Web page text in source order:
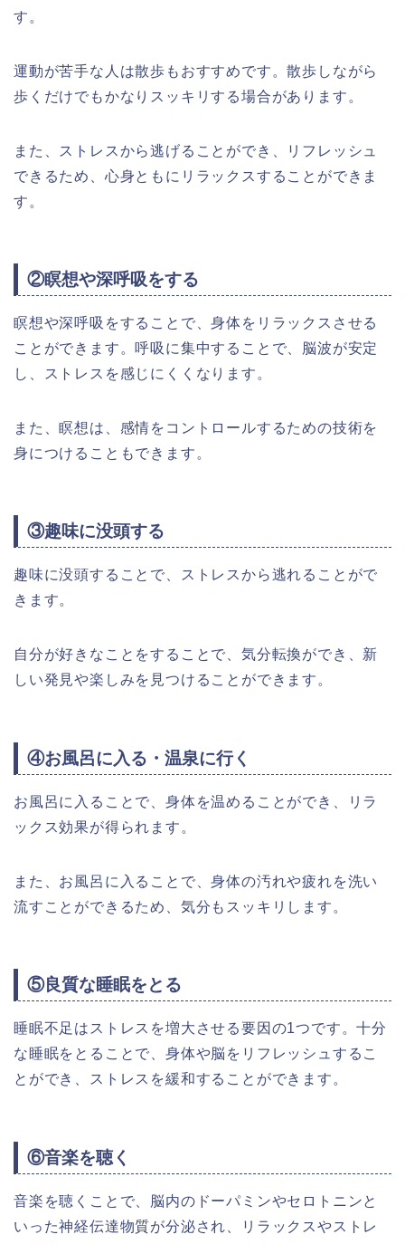
す。
運動が苦手な人は散歩もおすすめです。散歩しながら
歩くだけでもかなりスッキリする場合があります。
また、ストレスから逃げることができ、リフレッシュ
できるため、心身ともにリラックスすることができま
す。
②瞑想や深呼吸をする
瞑想や深呼吸をすることで、身体をリラックスさせる
ことができます。呼吸に集中することで、脳波が安定
し、ストレスを感じにくくなります。
また、瞑想は、感情をコントロールするための技術を
身につけることもできます。
③趣味に没頭する
趣味に没頭することで、ストレスから逃れることがで
きます。
自分が好きなことをすることで、気分転換ができ、新
しい発見や楽しみを見つけることができます。
④お風呂に入る・温泉に行く
お風呂に入ることで、身体を温めることができ、リラ
ックス効果が得られます。
また、お風呂に入ることで、身体の汚れや疲れを洗い
流すことができるため、気分もスッキリします。
⑤良質な睡眠をとる
睡眠不足はストレスを増大させる要因の1つです。十分
な睡眠をとることで、身体や脳をリフレッシュするこ
とができ、ストレスを緩和することができます。
⑥音楽を聴く
音楽を聴くことで、脳内のドーパミンやセロトニンと
いった神経伝達物質が分泌され、リラックスやストレ